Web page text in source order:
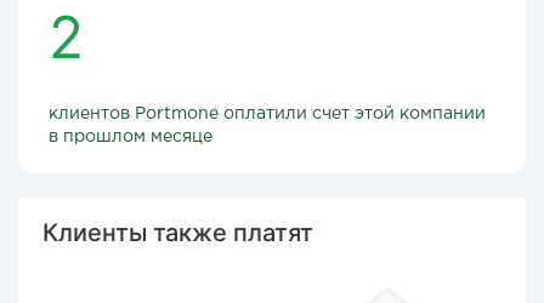
2
клиентов Portmone оплатили счет этой компании
в прошлом месяце
Клиенты также платят